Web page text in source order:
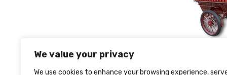
We value your privacy
We use cookies to enhance your browsing experience,